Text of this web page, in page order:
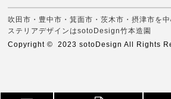
吹田市・豊中市・箕面市・茨木市・摂津市を
ステリアデザインはsotoDesign竹本造園
Copyright © 2023 sotoDesign All Rights